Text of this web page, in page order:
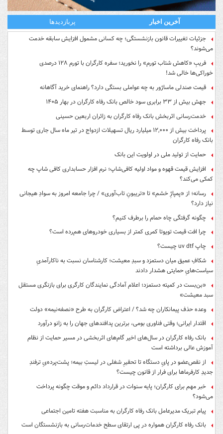
آخرین اخبار پربازدیدها
جزئیات تغییرات قانون بازنشستگی؛ چه کسانی مشمول افزایش سابقه خدمت
می‌شوند؟
فریبِ «کاهش شتاب تورم» را نخورید؛ سفره کارگران با تورم ۱۲۸ درصدی
خوراکی‌ها خالی شد!
قیمت صندلی ماساژور به چه عواملی بستگی دارد؟ راهنمای خرید آگاهانه
جهش بیش از ۳۳ برابری سود خالص بانک رفاه کارگران در بهار ۱۴۰۵
خدمت‌رسانی اثربخش بانک رفاه کارگران به زائران اربعین حسینی
پرداخت بیش از ۱۲,۰۰۰ میلیارد ریال تسهیلات ازدواج در تیر ماه سال جاری توسط
بانک رفاه کارگران
حمایت از تولید ملی در اولویت این بانک
افزایش قیمت قهوه و مواد اولیه کافی‌شاپ؛ نرم افزار حسابداری کافی شاپ چه
کمکی می‌کند؟
رسانه؛ از «پمپاژِ خشم» تا «تریبونِ تاب‌آوری» / چرا جامعه امروز به سوادِ هیجانی
نیاز دارد؟
چگونه گرفتگی چاه حمام را برطرف کنیم؟
چرا افت قیمت تویوتا کمری کمتر از بسیاری خودروهای هم‌رده است؟
چاپ uv dtf چیست؟
شکافِ عمیق میان دستمزد و سبدِ معیشت؛ کارشناسان نسبت به ناکارآمدیِ
سیاست‌هایِ حمایتی هشدار دادند
«بن‌بست در کمیته دستمزد؛ اعلام آمادگی نمایندگان کارگری برای بازنگری مستقل
سبد معیشت»
وعده حذف پیمانکاران چه شد؟ / اعتراض کارگران به طرح «نصفه‌نیمه» دولت
اقتدار ایرانی؛ وقتی فناوری بومی، برترین پدافندهای جهان را به زانو درآورد
بانک رفاه کارگران در سال‌های اخیر گام‌های اثربخشی در مسیر حمایت از نظام
آموزش عالی برداشته است
از نقص‌عضو در پایِ دستگاه تا تحقیرِ شغلی در لیستِ بیمه؛ پشت‌پرده‌یِ ترفندِ
جدیدِ کارفرماها برای فرار از قانون چیست؟
خبر مهم برای کارگران؛ پایه سنوات در قرارداد دائم و موقت چگونه پرداخت
می‌شود؟
پیام تبریک مدیرعامل بانک رفاه کارگران به مناسبت هفته تامین اجتماعی
بانک رفاه کارگران همواره در پی ارتقای سطح خدمات‌رسانی به بازنشستگان است